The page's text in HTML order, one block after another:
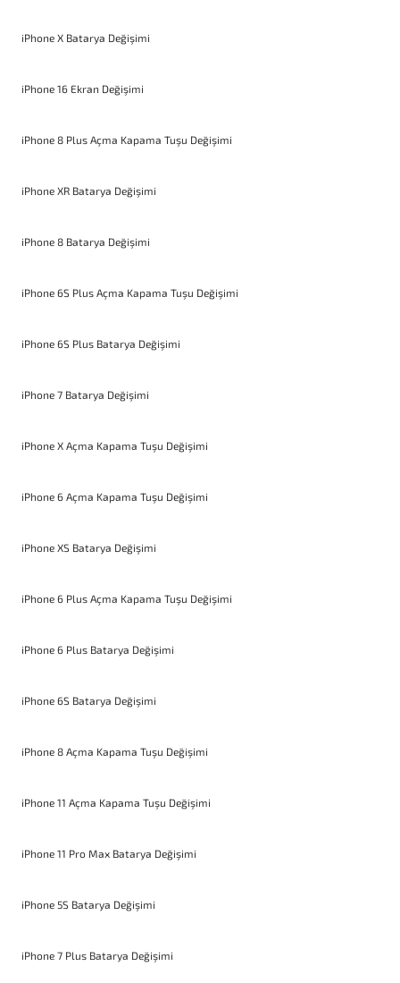
iPhone X Batarya Değişimi
iPhone 16 Ekran Değişimi
iPhone 8 Plus Açma Kapama Tuşu Değişimi
iPhone XR Batarya Değişimi
iPhone 8 Batarya Değişimi
iPhone 6S Plus Açma Kapama Tuşu Değişimi
iPhone 6S Plus Batarya Değişimi
iPhone 7 Batarya Değişimi
iPhone X Açma Kapama Tuşu Değişimi
iPhone 6 Açma Kapama Tuşu Değişimi
iPhone XS Batarya Değişimi
iPhone 6 Plus Açma Kapama Tuşu Değişimi
iPhone 6 Plus Batarya Değişimi
iPhone 6S Batarya Değişimi
iPhone 8 Açma Kapama Tuşu Değişimi
iPhone 11 Açma Kapama Tuşu Değişimi
iPhone 11 Pro Max Batarya Değişimi
iPhone 5S Batarya Değişimi
iPhone 7 Plus Batarya Değişimi